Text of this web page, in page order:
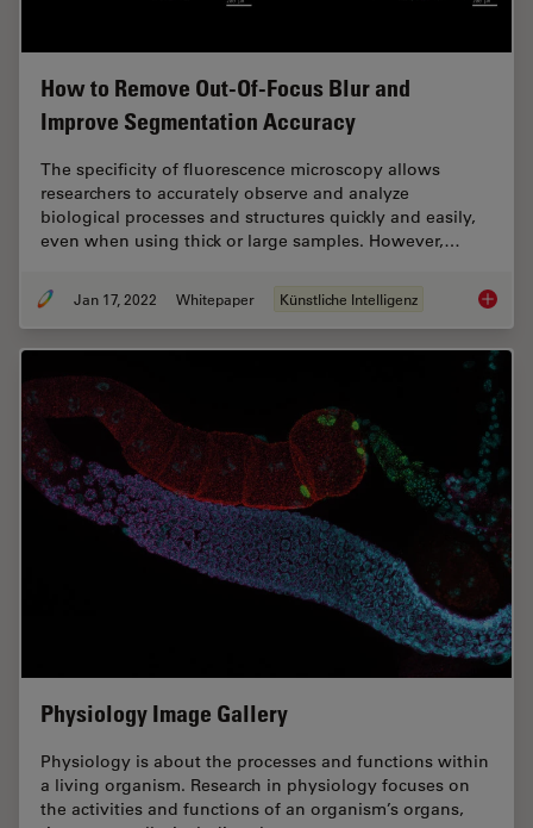
How to Remove Out-Of-Focus Blur and
Improve Segmentation Accuracy
The specificity of fluorescence microscopy allows
researchers to accurately observe and analyze
biological processes and structures quickly and easily,
even when using thick or large samples. However,…
Jan 17, 2022 Whitepaper Künstliche Intelligenz How to
Physiology Image Gallery
Physiology is about the processes and functions within
a living organism. Research in physiology focuses on
the activities and functions of an organism’s organs,